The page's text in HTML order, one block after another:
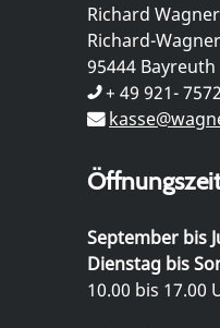
Richard
Richard-
95444 Bayreuth
+ 49 921-
September bis
Dienstag bis
10.00 bis 17.00